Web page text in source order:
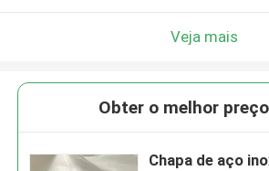
Veja mais
Obter o melhor
Chapa de aço